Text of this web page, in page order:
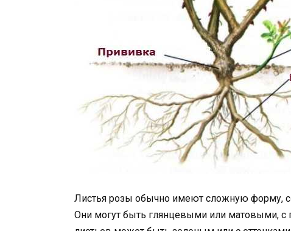
Листья розы обычно имеют сложную форму,
Они могут быть глянцевыми или матовыми, с